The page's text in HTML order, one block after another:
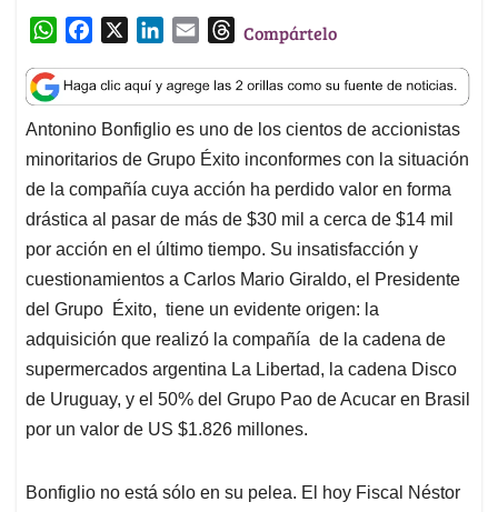
W
a
t
s
A
p
p
c
e
b
o
o
k
n
k
e
d
I
n
a
i
l
T
r
e
a
d
s
Compártelo
Antonino Bonfiglio es uno de los cientos de accionistas
minoritarios de Grupo Éxito inconformes con la situación
de la compañía cuya acción ha perdido valor en forma
drástica al pasar de más de $30 mil a cerca de $14 mil
por acción en el último tiempo. Su insatisfacción y
cuestionamientos a Carlos Mario Giraldo, el Presidente
del Grupo Éxito, tiene un evidente origen: la
adquisición que realizó la compañía de la cadena de
supermercados argentina La Libertad, la cadena Disco
de Uruguay, y el 50% del Grupo Pao de Acucar en Brasil
por un valor de US $1.826 millones.
Bonfiglio no está sólo en su pelea. El hoy Fiscal Néstor